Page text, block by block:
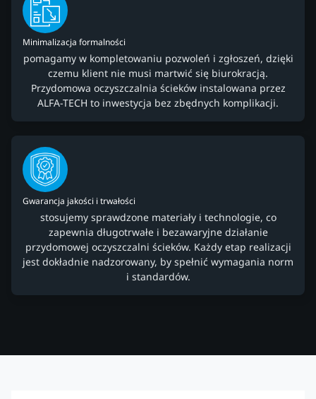
Minimalizacja formalności
pomagamy w kompletowaniu pozwoleń i zgłoszeń, dzięki
czemu klient nie musi martwić się biurokracją.
Przydomowa oczyszczalnia ścieków instalowana przez
ALFA-TECH to inwestycja bez zbędnych komplikacji.
Gwarancja jakości i trwałości
stosujemy sprawdzone materiały i technologie, co
zapewnia długotrwałe i bezawaryjne działanie
przydomowej oczyszczalni ścieków. Każdy etap realizacji
jest dokładnie nadzorowany, by spełnić wymagania norm
i standardów.